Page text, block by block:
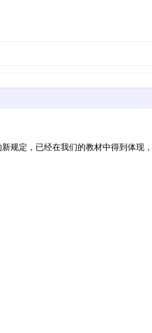
规定，已经在我们的教材中得到体现